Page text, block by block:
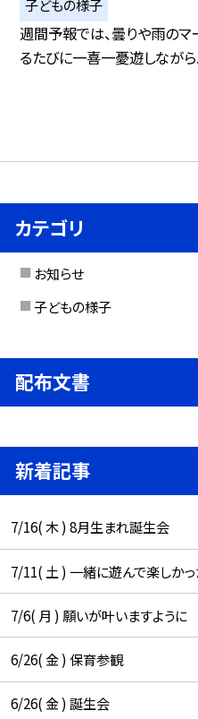
子どもの様子
週間予報では、曇りや雨の
るたびに一喜一憂遊しなが
カテゴリ
お知らせ
子どもの様子
配布文書
新着記事
7/16( 木 ) 8月生まれ誕生会
7/11( 土 ) 一緒に遊んで楽しか
7/6( 月 ) 願いが叶いますように
6/26( 金 ) 保育参観
6/26( 金 ) 誕生会